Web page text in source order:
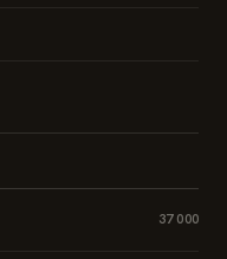
37 000